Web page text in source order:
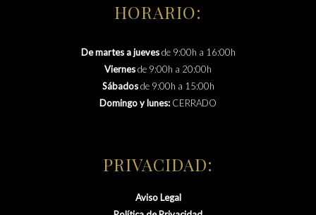
HORARIO:
De martes a juevesde 9:00h a 16:00h
Viernesde 9:00h a 20:00h
Sábadosde 9:00h a 15:00h
Domingo y lunes: CERRADO
PRIVACIDAD:
Aviso Legal